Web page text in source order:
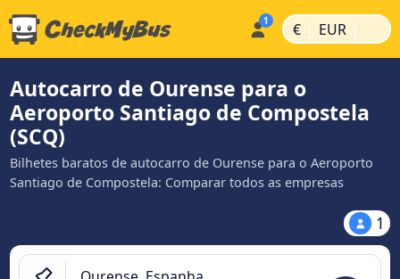
€ | EUR |
Autocarro de Ourense para o
Aeroporto Santiago de Compostela
(SCQ)
Bilhetes baratos de autocarro de Ourense para o Aeroporto
Santiago de Compostela: Comparar todos as empresas
1